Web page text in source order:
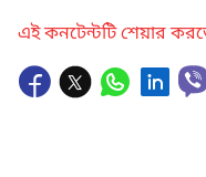
এই কনটেন্টটি শেয়ার